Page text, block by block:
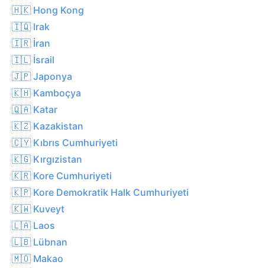
🇭🇰 Hong Kong
🇮🇶 Irak
🇮🇷 İran
🇮🇱 İsrail
🇯🇵 Japonya
🇰🇭 Kamboçya
🇶🇦 Katar
🇰🇿 Kazakistan
🇨🇾 Kıbrıs Cumhuriyeti
🇰🇬 Kırgızistan
🇰🇷 Kore Cumhuriyeti
🇰🇵 Kore Demokratik Halk Cumhuriyeti
🇰🇼 Kuveyt
🇱🇦 Laos
🇱🇧 Lübnan
🇲🇴 Makao